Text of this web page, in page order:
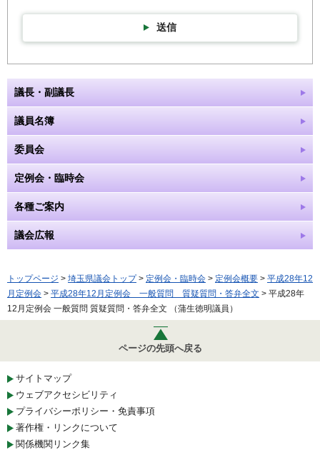
送信
議長・副議長
議員名簿
委員会
定例会・臨時会
各種ご案内
議会広報
トップページ > 埼玉県議会トップ> 定例会・臨時会 > 定例会概要 > 平成28年12
月定例会 > 平成28年12月定例会 一般質問 質疑質問・答弁全文 > 平成28年
12月定例会 一般質問 質疑質問・答弁全文 （蒲生徳明議員）
ページの先頭へ戻る
サイトマップ
ウェブアクセシビリティ
プライバシーポリシー・免責事項
著作権・リンクについて
関係機関リンク集